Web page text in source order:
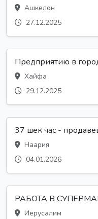
Ашкелон
27.12.2025
Предприятию в
Хайфа
29.12.2025
37 шек час -
Наария
04.01.2026
РАБОТА В
Иерусалим